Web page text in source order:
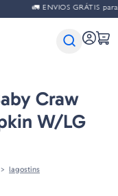
🚛 ENVIOS GRÁTIS para
Craw
W/LG
lagostins